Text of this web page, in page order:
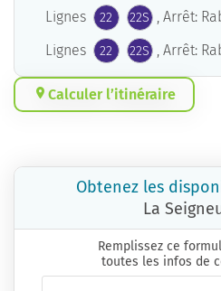
Lignes
22 22S
, Arrêt:
Lignes
22 22S , Arrêt:
Calculer l’itinéraire
Obtenez les
La
Remplissez ce
toutes les infos de